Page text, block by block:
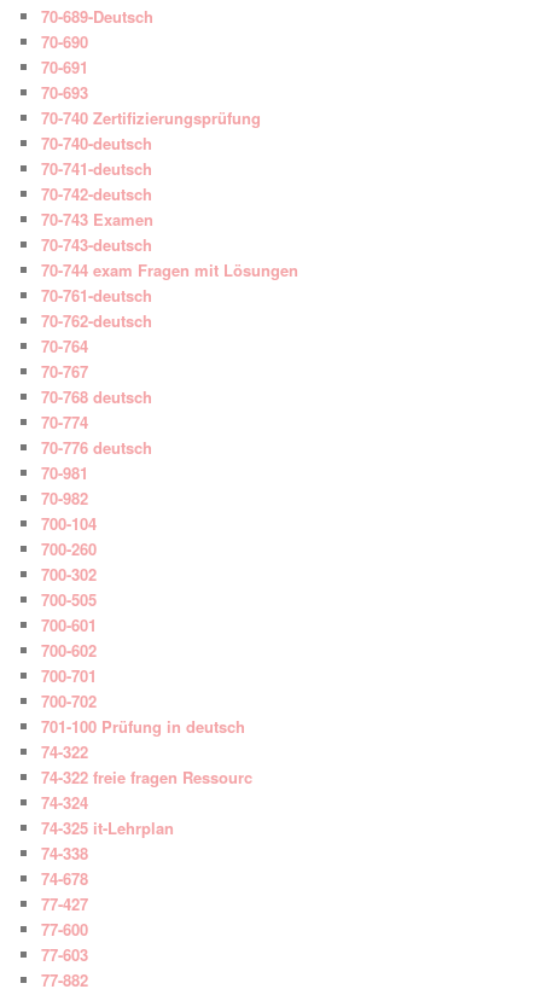
70-689-Deutsch
70-690
70-691
70-693
70-740 Zertifizierungsprüfung
70-740-deutsch
70-741-deutsch
70-742-deutsch
70-743 Examen
70-743-deutsch
70-744 exam Fragen mit Lösungen
70-761-deutsch
70-762-deutsch
70-764
70-767
70-768 deutsch
70-774
70-776 deutsch
70-981
70-982
700-104
700-260
700-302
700-505
700-601
700-602
700-701
700-702
701-100 Prüfung in deutsch
74-322
74-322 freie fragen Ressourc
74-324
74-325 it-Lehrplan
74-338
74-678
77-427
77-600
77-603
77-882